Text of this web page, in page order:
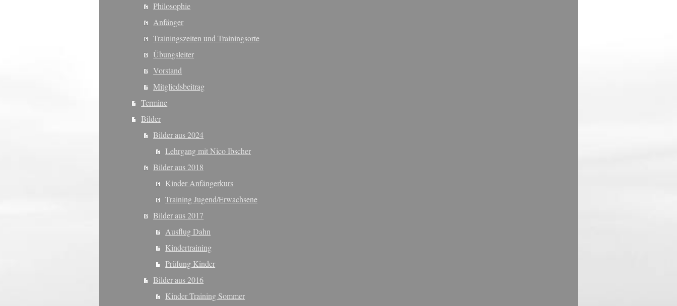
Philosophie
Anfänger
Trainingszeiten und Trainingsorte
Übungsleiter
Vorstand
Mitgliedsbeitrag
Termine
Bilder
Bilder aus 2024
Lehrgang mit Nico Ibscher
Bilder aus 2018
Kinder Anfängerkurs
Training Jugend/Erwachsene
Bilder aus 2017
Ausflug Dahn
Kindertraining
Prüfung Kinder
Bilder aus 2016
Kinder Training Sommer